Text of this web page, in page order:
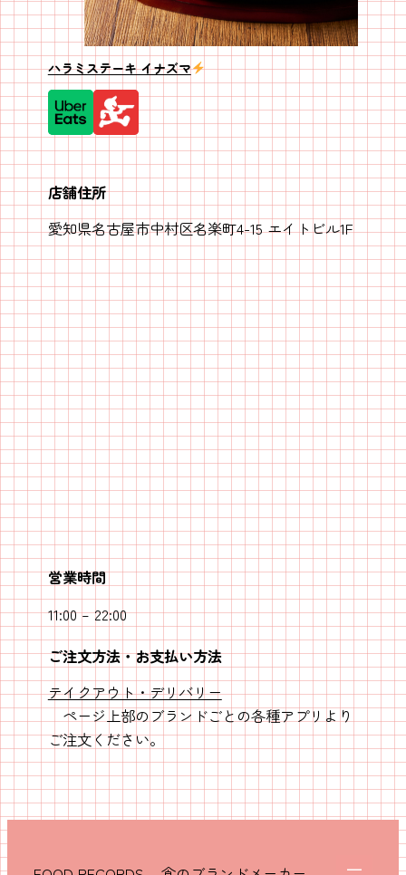
ハラミステーキ イナズマ
店舗住所
愛知県名古屋市中村区名楽町4-15 エイトビル1F
営業時間
11:00 – 22:00
ご注文方法・お支払い方法
テイクアウト・デリバリー
ページ上部のブランドごとの各種アプリより
ご注文ください。